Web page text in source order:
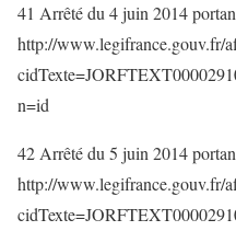
41 Arrêté du 4 juin 2014
http://www.legifrance.gouv.fr/
n=id
42 Arrêté du 5 juin 2014
http://www.legifrance.gouv.fr/